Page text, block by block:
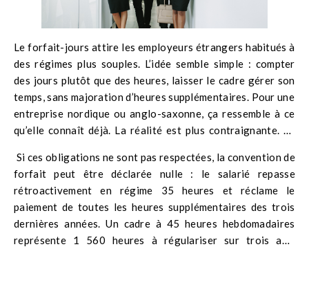
Le forfait-jours attire les employeurs étrangers habitués à
des régimes plus souples. L’idée semble simple : compter
des jours plutôt que des heures, laisser le cadre gérer son
temps, sans majoration d’heures supplémentaires. Pour une
entreprise nordique ou anglo-saxonne, ça ressemble à ce
qu’elle connaît déjà. La réalité est plus contraignante. Le
précises sur le suivi de la charge de travail. L’employeur
doit organiser des entretiens réguliers documentés.
Si ces obligations ne sont pas respectées, la convention de
forfait peut être déclarée nulle : le salarié repasse
rétroactivement en régime 35 heures et réclame le
paiement de toutes les heures supplémentaires des trois
dernières années. Un cadre à 45 heures hebdomadaires
représente 1 560 heures à régulariser sur trois ans,